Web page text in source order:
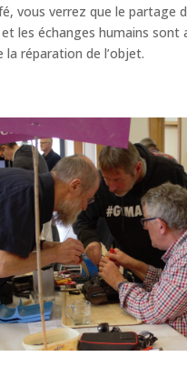
vous verrez que le partage
les échanges humains sont
réparation de l’objet.